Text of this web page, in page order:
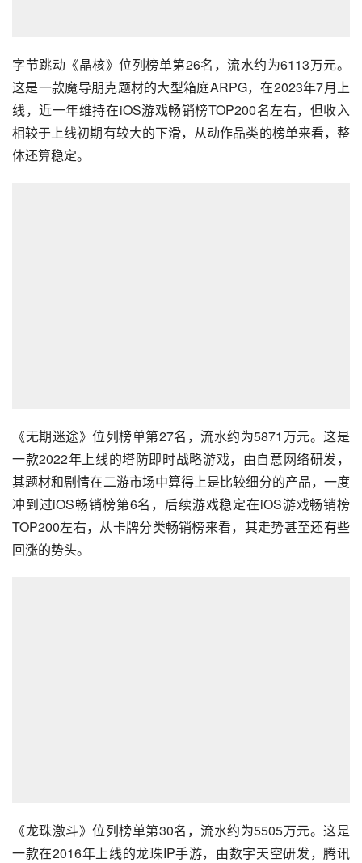
字节跳动《晶核》位列榜单第26名，流水约为6113万元。
这是一款魔导朋克题材的大型箱庭ARPG，在2023年7月上
线，近一年维持在iOS游戏畅销榜TOP200名左右，但收入
相较于上线初期有较大的下滑，从动作品类的榜单来看，整
体还算稳定。
《无期迷途》位列榜单第27名，流水约为5871万元。这是
一款2022年上线的塔防即时战略游戏，由自意网络研发，
其题材和剧情在二游市场中算得上是比较细分的产品，一度
冲到过iOS畅销榜第6名，后续游戏稳定在iOS游戏畅销榜
TOP200左右，从卡牌分类畅销榜来看，其走势甚至还有些
回涨的势头。
《龙珠激斗》位列榜单第30名，流水约为5505万元。这是
一款在2016年上线的龙珠IP手游，由数字天空研发，腾讯